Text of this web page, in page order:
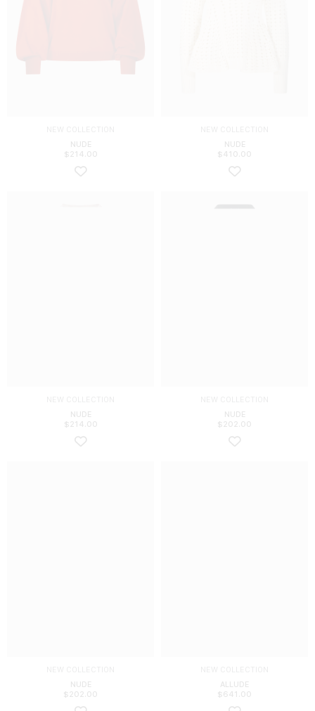
NUDE
$ 214.00
NUDE
$ 410.00
NUDE
$ 214.00
NUDE
$ 202.00
NUDE
$ 202.00
ALLUDE
$ 641.00